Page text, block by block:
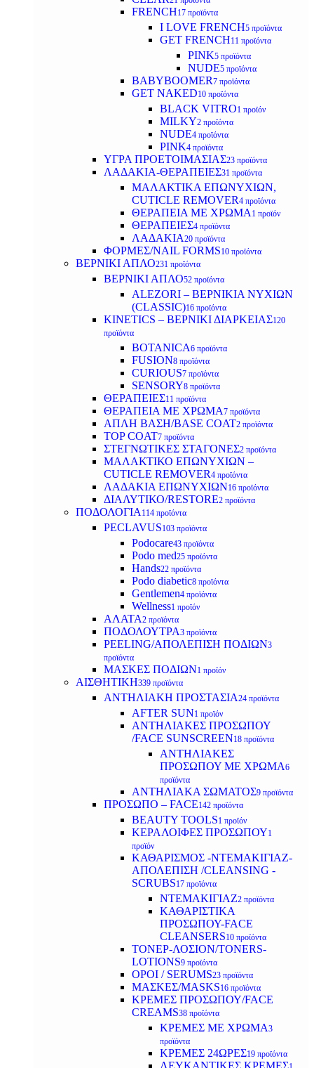
FRENCH17 προϊόντα
I LOVE FRENCH5 προϊόντα
GET FRENCH11 προϊόντα
PINK5 προϊόντα
NUDE5 προϊόντα
BABYBOOMER7 προϊόντα
GET NAKED10 προϊόντα
BLACK VITRO1 προϊόν
MILKY2 προϊόντα
NUDE4 προϊόντα
PINK4 προϊόντα
ΥΓΡΑ ΠΡΟΕΤΟΙΜΑΣΙΑΣ23 προϊόντα
ΛΑΔΑΚΙΑ-ΘΕΡΑΠΕΙΕΣ31 προϊόντα
ΜΑΛΑΚΤΙΚΑ ΕΠΩΝΥΧΙΩΝ,
CUTICLE REMOVER4 προϊόντα
ΘΕΡΑΠΕΙΑ ΜΕ ΧΡΩΜΑ 1 προϊόν
ΘΕΡΑΠΕΙΕΣ4 προϊόντα
ΛΑΔΑΚΙΑ20 προϊόντα
ΦΟΡΜΕΣ/NAIL FORMS10 προϊόντα
ΒΕΡΝΙΚΙ ΑΠΛΟ231 προϊόντα
ΒΕΡΝΙΚΙ ΑΠΛΟ52 προϊόντα
ALEZORI – ΒΕΡΝΙΚΙΑ ΝΥΧΙΩΝ
(CLASSIC)16 προϊόντα
KINETICS – ΒΕΡΝΙΚΙ ΔΙΑΡΚΕΙΑΣ120
προϊόντα
BOTANICA6 προϊόντα
FUSION8 προϊόντα
CURIOUS7 προϊόντα
SENSORY8 προϊόντα
ΘΕΡΑΠΕΙΕΣ11 προϊόντα
ΘΕΡΑΠΕΙΑ ΜΕ ΧΡΩΜΑ7 προϊόντα
ΑΠΛΗ ΒΑΣΗ/BASE COAT2 προϊόντα
TOP COAT7 προϊόντα
ΣΤΕΓΝΩΤΙΚΕΣ ΣΤΑΓΟΝΕΣ2 προϊόντα
ΜΑΛΑΚΤΙΚΟ ΕΠΩΝΥΧΙΩΝ –
CUTICLE REMOVER4 προϊόντα
ΛΑΔΑΚΙΑ ΕΠΩΝΥΧΙΩΝ16 προϊόντα
ΔΙΑΛΥΤΙΚΟ/RESTORE2 προϊόντα
ΠΟΔΟΛΟΓΙΑ 114 προϊόντα
PECLAVUS103 προϊόντα
Podocare43 προϊόντα
Podo med25 προϊόντα
Hands22 προϊόντα
Podo diabetic8 προϊόντα
Gentlemen4 προϊόντα
Wellness1 προϊόν
ΑΛΑΤΑ2 προϊόντα
ΠΟΔΟΛΟΥΤΡΑ3 προϊόντα
PEELING/ΑΠΟΛΕΠΙΣΗ ΠΟΔΙΩΝ3
προϊόντα
ΜΑΣΚΕΣ ΠΟΔΙΩΝ1 προϊόν
ΑΙΣΘΗΤΙΚΗ339 προϊόντα
ΑΝΤΗΛΙΑΚΗ ΠΡΟΣΤΑΣΙΑ24 προϊόντα
AFTER SUN1 προϊόν
ΑΝΤΗΛΙΑΚΕΣ ΠΡΟΣΩΠΟΥ
/FACE SUNSCREEN18 προϊόντα
ΑΝΤΗΛΙΑΚΕΣ
ΠΡΟΣΩΠΟΥ ΜΕ ΧΡΩΜΑ6
προϊόντα
ΑΝΤΗΛΙΑΚΑ ΣΩΜΑΤΟΣ9 προϊόντα
ΠΡΟΣΩΠΟ – FACE142 προϊόντα
BEAUTY TOOLS1 προϊόν
ΚΕΡΑΛΟΙΦΕΣ ΠΡΟΣΩΠΟΥ1
προϊόν
ΚΑΘΑΡΙΣΜΟΣ -ΝΤΕΜΑΚΙΓΙΑΖ-
ΑΠΟΛΕΠΙΣΗ /CLEANSING -
SCRUBS17 προϊόντα
ΝΤΕΜΑΚΙΓΙΑΖ2 προϊόντα
ΚΑΘΑΡΙΣΤΙΚΑ
ΠΡΟΣΩΠΟΥ-FACE
CLEANSERS10 προϊόντα
ΤΟΝΕΡ-ΛΟΣΙΟΝ/TONERS-
LOTIONS9 προϊόντα
ΟΡΟΙ / SERUMS23 προϊόντα
ΜΑΣΚΕΣ/MASKS16 προϊόντα
ΚΡΕΜΕΣ ΠΡΟΣΩΠΟΥ/FACE
CREAMS38 προϊόντα
ΚΡΕΜΕΣ ΜΕ ΧΡΩΜΑ3
προϊόντα
ΚΡΕΜΕΣ 24ΩΡΕΣ19 προϊόντα
ΛΕΥΚΑΝΤΙΚΕΣ ΚΡΕΜΕΣ